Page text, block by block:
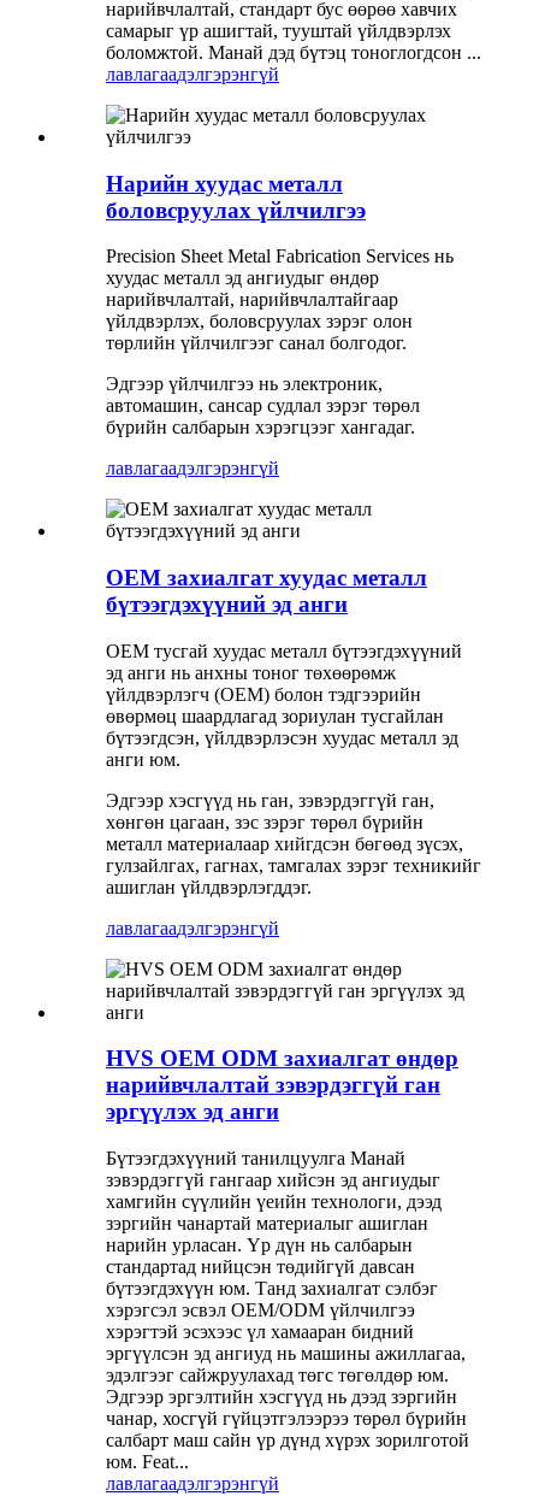
нарийвчлалтай, стандарт бус өөрөө хавчих
самарыг үр ашигтай, тууштай үйлдвэрлэх
боломжтой. Манай дэд бүтэц тоноглогдсон ...
лавлагаадэлгэрэнгүй
Нарийн хуудас металл
боловсруулах үйлчилгээ
Precision Sheet Metal Fabrication Services нь
хуудас металл эд ангиудыг өндөр
нарийвчлалтай, нарийвчлалтайгаар
үйлдвэрлэх, боловсруулах зэрэг олон
төрлийн үйлчилгээг санал болгодог.
Эдгээр үйлчилгээ нь электроник,
автомашин, сансар судлал зэрэг төрөл
бүрийн салбарын хэрэгцээг хангадаг.
лавлагаадэлгэрэнгүй
OEM захиалгат хуудас металл
бүтээгдэхүүний эд анги
OEM тусгай хуудас металл бүтээгдэхүүний
эд анги нь анхны тоног төхөөрөмж
үйлдвэрлэгч (OEM) болон тэдгээрийн
өвөрмөц шаардлагад зориулан тусгайлан
бүтээгдсэн, үйлдвэрлэсэн хуудас металл эд
анги юм.
Эдгээр хэсгүүд нь ган, зэвэрдэггүй ган,
хөнгөн цагаан, зэс зэрэг төрөл бүрийн
металл материалаар хийгдсэн бөгөөд зүсэх,
гулзайлгах, гагнах, тамгалах зэрэг техникийг
ашиглан үйлдвэрлэгддэг.
лавлагаадэлгэрэнгүй
HVS OEM ODM захиалгат өндөр
нарийвчлалтай зэвэрдэггүй ган
эргүүлэх эд анги
Бүтээгдэхүүний танилцуулга Манай
зэвэрдэггүй гангаар хийсэн эд ангиудыг
хамгийн сүүлийн үеийн технологи, дээд
зэргийн чанартай материалыг ашиглан
нарийн урласан. Үр дүн нь салбарын
стандартад нийцсэн төдийгүй давсан
бүтээгдэхүүн юм. Танд захиалгат сэлбэг
хэрэгсэл эсвэл OEM/ODM үйлчилгээ
хэрэгтэй эсэхээс үл хамааран бидний
эргүүлсэн эд ангиуд нь машины ажиллагаа,
эдэлгээг сайжруулахад төгс төгөлдөр юм.
Эдгээр эргэлтийн хэсгүүд нь дээд зэргийн
чанар, хосгүй гүйцэтгэлээрээ төрөл бүрийн
салбарт маш сайн үр дүнд хүрэх зорилготой
юм. Feat...
лавлагаадэлгэрэнгүй